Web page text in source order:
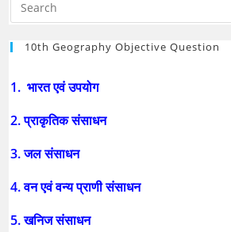
10th Geography Objective Question
1. भारत एवं उपयोग
2. प्राकृतिक संसाधन
3. जल संसाधन
4. वन एवं वन्य प्राणी संसाधन
5. खनिज संसाधन